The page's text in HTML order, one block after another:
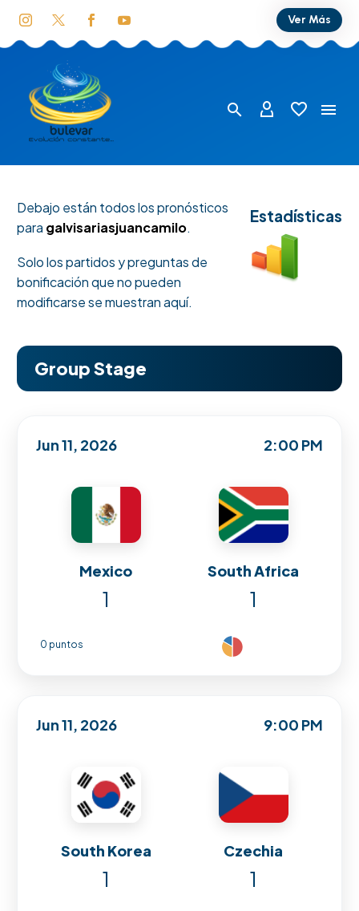
Ver Más
Estadísticas
Debajo están todos los pronósticos
para galvisariasjuancamilo.
Solo los partidos y preguntas de
bonificación que no pueden
modificarse se muestran aquí.
Group Stage
Jun 11, 2026 2:00 PM
Mexico South Africa
1 1
0 puntos
Jun 11, 2026 9:00 PM
South Korea Czechia
1 1